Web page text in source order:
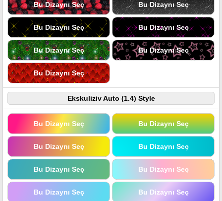
Bu Dizaynı Seç Bu Dizaynı Seç
Bu Dizaynı Seç Bu Dizaynı Seç
Bu Dizaynı Seç Bu Dizaynı Seç
Bu Dizaynı Seç
Ekskuliziv Auto (1.4) Style
Bu Dizaynı Seç Bu Dizaynı Seç
Bu Dizaynı Seç Bu Dizaynı Seç
Bu Dizaynı Seç Bu Dizaynı Seç
Bu Dizaynı Seç Bu Dizaynı Seç